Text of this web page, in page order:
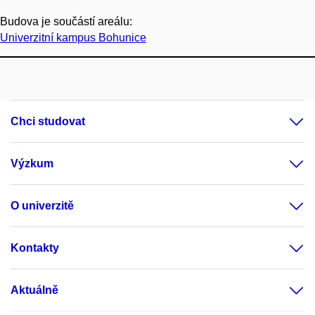
Budova je součástí areálu:
Univerzitní kampus Bohunice
Chci studovat
Výzkum
O univerzitě
Kontakty
Aktuálně